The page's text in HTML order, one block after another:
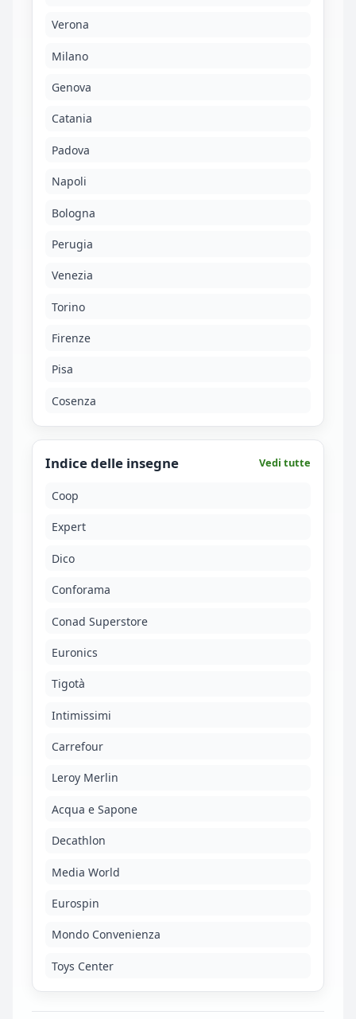
Verona
Milano
Genova
Catania
Padova
Napoli
Bologna
Perugia
Venezia
Torino
Firenze
Pisa
Cosenza
Indice delle insegne Vedi tutte
Coop
Expert
Dico
Conforama
Conad Superstore
Euronics
Tigotà
Intimissimi
Carrefour
Leroy Merlin
Acqua e Sapone
Decathlon
Media World
Eurospin
Mondo Convenienza
Toys Center